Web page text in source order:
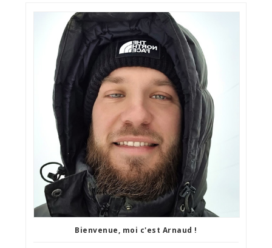
Bienvenue, moi c'est Arnaud !